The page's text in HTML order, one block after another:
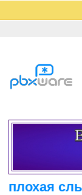
плохая